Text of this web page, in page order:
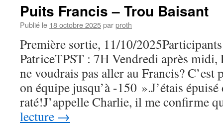
Mouchetiques
Puits Francis – Trou Baisant
Publié le 18 octobre 2025parproth
Première sortie, 11/10/
PatriceTPST : 7H Vendredi après
ne voudrais pas aller au Francis? C’est
on équipe jusqu’à -150 ».J’étais épuisé
raté!J’appelle Charlie, il me confirme
lecture →